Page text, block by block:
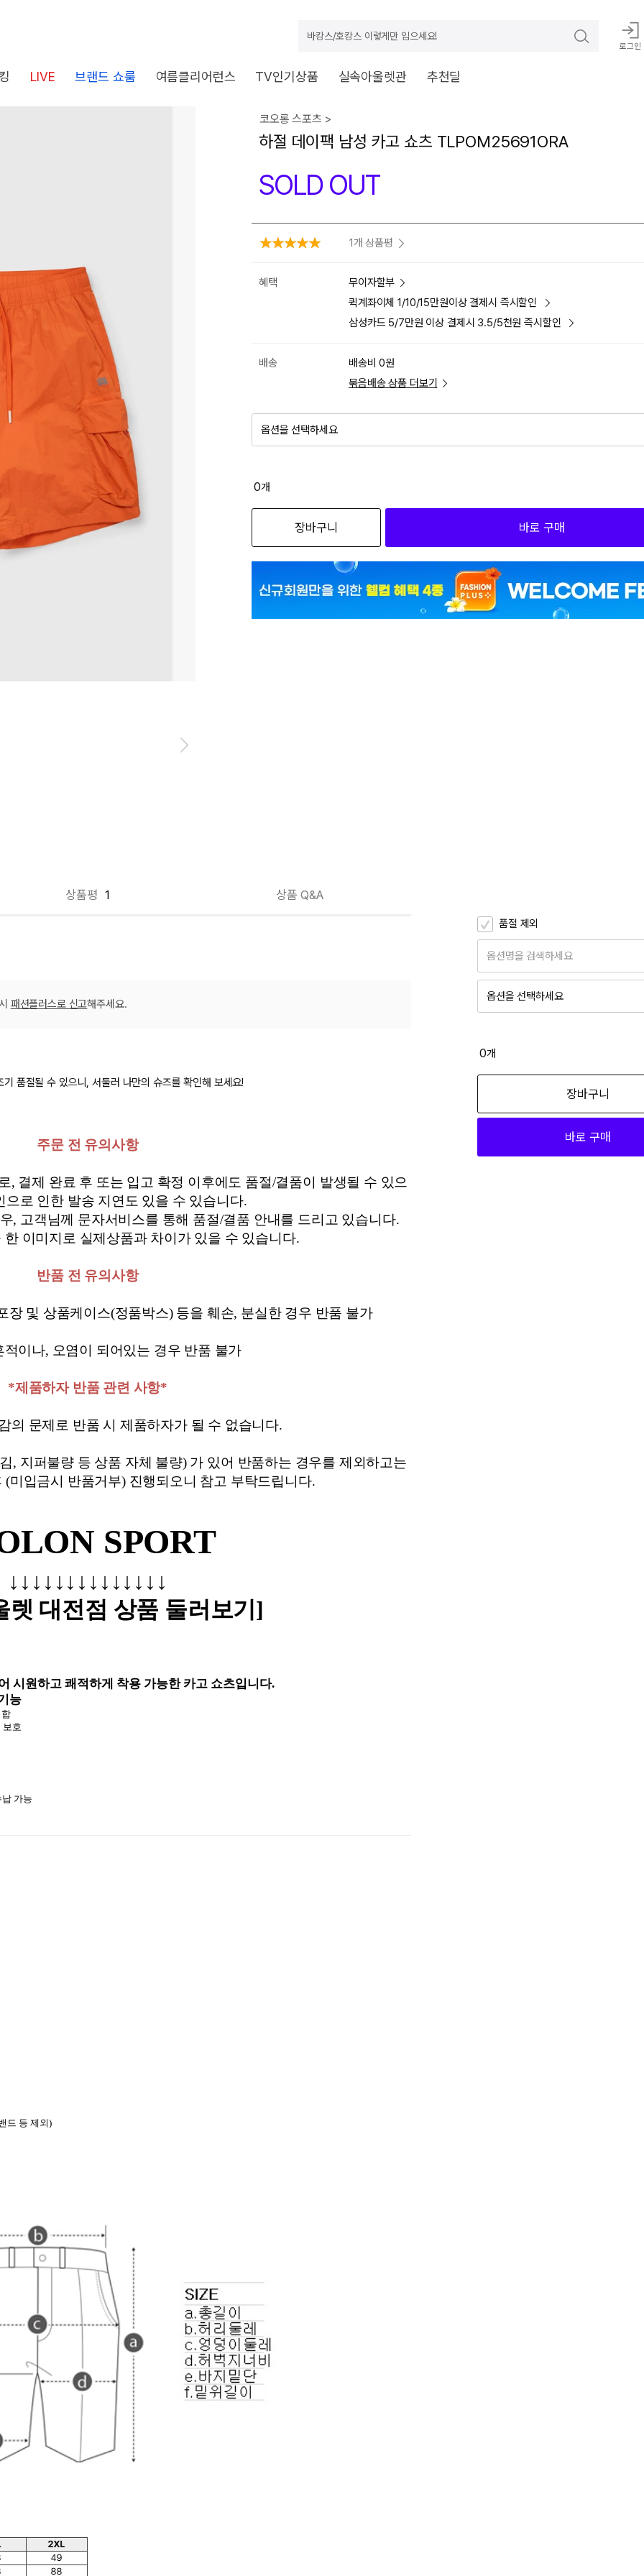
바캉스/호캉스 이렇게만 입으세요!
로그인
LIVE 브랜드 쇼룸 여름클리어런스 TV인기상품 실속아울렛관 추천딜
장바구니 쿠폰
상품이에요
은 어떠세요?
코오롱 스포츠 >
하절 데이팩 남성 카고 쇼츠 TLPOM25691ORA
SOLD OUT
1개 상품평
혜택
무이자할부
퀵계좌이체 1/10/15만원이상 결제시 즉시할인
삼성카드 5/7만원 이상 결제시 3.5/5천원 즉시할인
배송
배송비 0원
묶음배송 상품 더보기
옵션을 선택하세요
0개
장바구니 바로 구매
상품평 1 상품 Q&A
품절 제외
옵션명을 검색하세요
옵션을 선택하세요
0개
장바구니
바로 구매